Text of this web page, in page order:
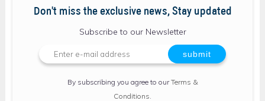
Don't miss the exclusive news, Stay updated
Subscribe to our Newsletter
By subscribing you agree to ourTerms &
Conditions